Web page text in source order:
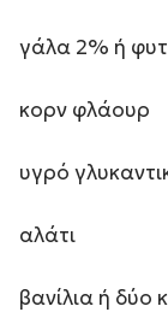
γάλα 2% ή
κορν φλάουρ
υγρό
αλάτι
βανίλια ή δύο